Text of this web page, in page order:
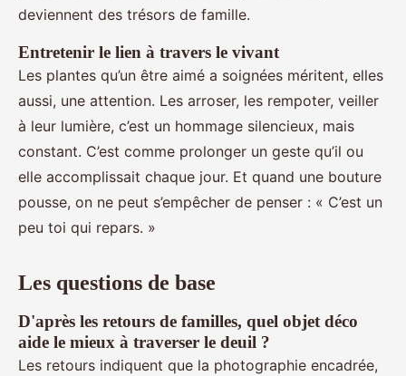
deviennent des trésors de famille.
Entretenir le lien à travers le vivant
Les plantes qu’un être aimé a soignées méritent, elles
aussi, une attention. Les arroser, les rempoter, veiller
à leur lumière, c’est un hommage silencieux, mais
constant. C’est comme prolonger un geste qu’il ou
elle accomplissait chaque jour. Et quand une bouture
pousse, on ne peut s’empêcher de penser : « C’est un
peu toi qui repars. »
Les questions de base
D'après les retours de familles, quel objet déco
aide le mieux à traverser le deuil ?
Les retours indiquent que la photographie encadrée,